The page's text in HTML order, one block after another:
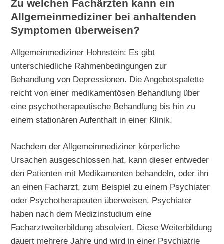
Zu welchen Fachärzten kann ein
Allgemeinmediziner bei anhaltenden
Symptomen überweisen?
Allgemeinmediziner Hohnstein: Es gibt
unterschiedliche Rahmenbedingungen zur
Behandlung von Depressionen. Die Angebotspalette
reicht von einer medikamentösen Behandlung über
eine psychotherapeutische Behandlung bis hin zu
einem stationären Aufenthalt in einer Klinik.
Nachdem der Allgemeinmediziner körperliche
Ursachen ausgeschlossen hat, kann dieser entweder
den Patienten mit Medikamenten behandeln, oder ihn
an einen Facharzt, zum Beispiel zu einem Psychiater
oder Psychotherapeuten überweisen. Psychiater
haben nach dem Medizinstudium eine
Facharztweiterbildung absolviert. Diese Weiterbildung
dauert mehrere Jahre und wird in einer Psychiatrie